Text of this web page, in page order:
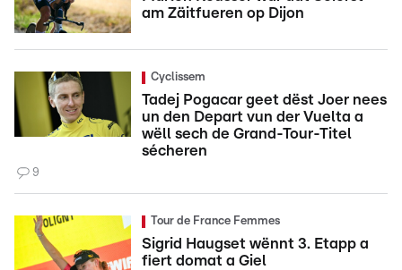
am Zäitfueren op Dijon
Cyclissem
Tadej Pogacar geet dëst Joer nees
un den Depart vun der Vuelta a
wëll sech de Grand-Tour-Titel
sécheren
9
Tour de France Femmes
Sigrid Haugset wënnt 3. Etapp a
fiert domat a Giel